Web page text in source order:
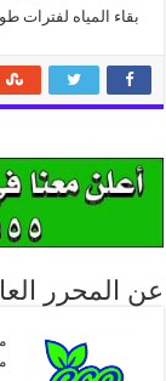
بقاء المياه لفترات
عن المحرر